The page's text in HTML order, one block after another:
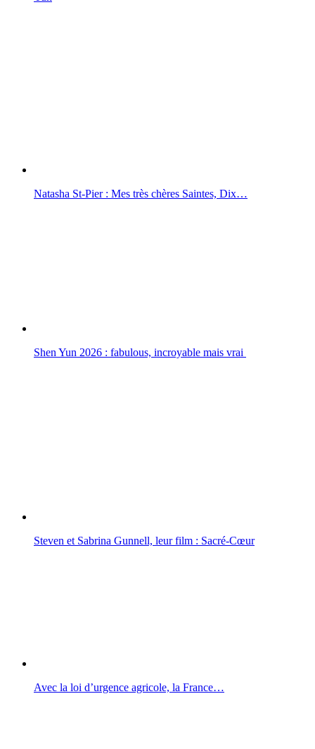
Natasha St-Pier : Mes très chères Saintes, Dix…
Shen Yun 2026 : fabulous, incroyable mais vrai
Steven et Sabrina Gunnell, leur film : Sacré-Cœur
Avec la loi d’urgence agricole, la France…